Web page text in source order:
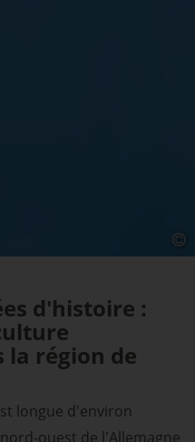
d'histoire :
la région de
longue d'environ
ouest de l'Allemagne